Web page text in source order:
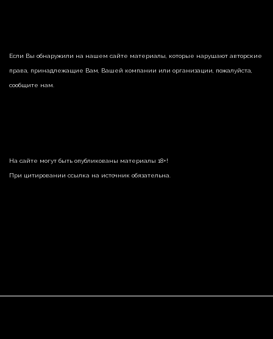
Если Вы обнаружили на нашем сайте материалы, которые нарушают авторские
права, принадлежащие Вам, Вашей компании или организации, пожалуйста,
сообщите нам.
На сайте могут быть опубликованы материалы 18+!
При цитировании ссылка на источник обязательна.